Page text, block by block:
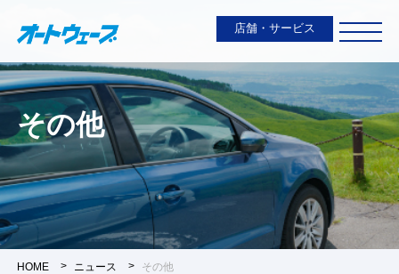
店舗・サービス
その他
HOME ニュース その他